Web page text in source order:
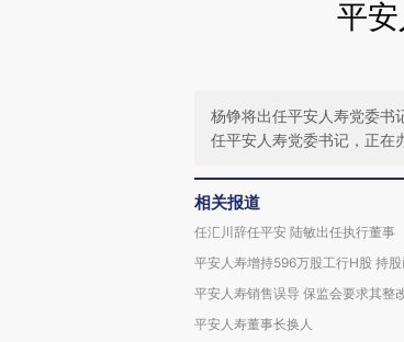
平
杨铮将出任平安人寿党委书
任平安人寿党委书记，正在
相关报道
任汇川辞任平安 陆敏出任执行董事
平安人寿增持596万股工行H股 持
平安人寿销售误导 保监会要求其整
平安人寿董事长换人